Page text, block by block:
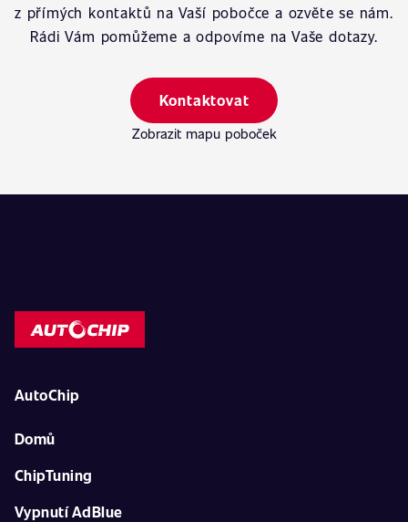
z přímých kontaktů na Vaší pobočce a ozvěte se nám.
Rádi Vám pomůžeme a odpovíme na Vaše dotazy.
Kontaktovat
Zobrazit mapu poboček
AutoChip
Domů
ChipTuning
Vypnutí AdBlue